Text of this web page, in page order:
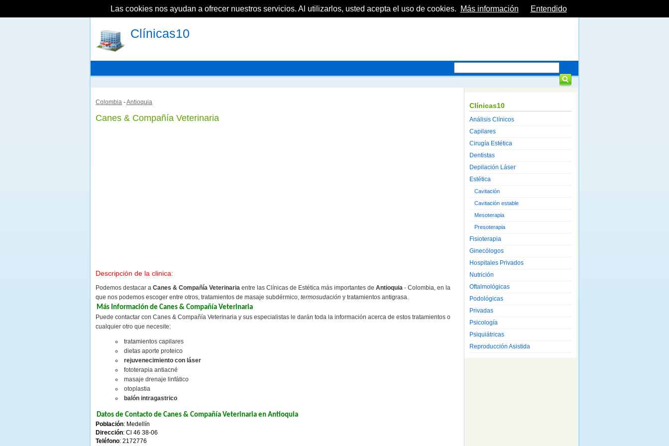
Clínicas10
Colombia -Antioquia
Canes & Compañía Veterinaria
Descripción de la clinica:
Podemos destacar a Canes & Compañía Veterinaria entre las Clínicas de Estética más importantes de Antioquia - Colombia, en la
que nos podemos escoger entre otros, tratamientos de masaje subdérmico, termosudación y tratamientos antigrasa.
Más Información de Canes & Compañía Veterinaria
Puede contactar con Canes & Compañía Veterinaria y sus especialistas le darán toda la información acerca de estos tratamientos o
cualquier otro que necesite:
tratamientos capilares
dietas aporte proteico
rejuvenecimiento con láser
fototerapia antiacné
masaje drenaje linfático
otoplastia
balón intragastrico
Datos de Contacto de Canes & Compañía Veterinaria en Antioquia
Población: Medellín
Dirección: Cl 46 38-06
Teléfono: 2172776
Clínicas10
Análisis Clínicos
Capilares
Cirugía Estética
Dentistas
Depilación Láser
Estética
Cavitación
Cavitación estable
Mesoterapia
Presoterapia
Fisioterapia
Ginecólogos
Hospitales Privados
Nutrición
Oftalmológicas
Podológicas
Privadas
Psicología
Psiquiátricas
Reproducción Asistida
Las cookies nos ayudan a ofrecer nuestros servicios. Al utilizarlos, usted acepta el uso de cookies. Más información Entendido